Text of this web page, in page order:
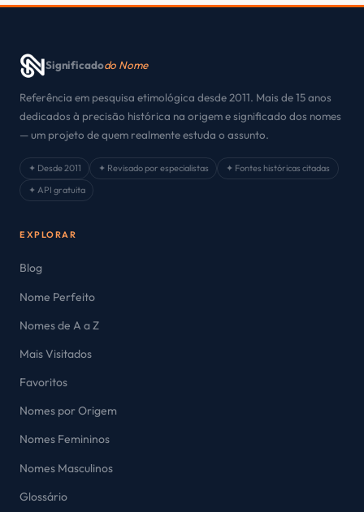
Significadodo Nome
Referência em pesquisa etimológica desde 2011. Mais de 15 anos
dedicados à precisão histórica na origem e significado dos nomes
— um projeto de quem realmente estuda o assunto.
✦ Desde 2011 ✦ Revisado por especialistas
✦ Fontes históricas citadas
✦ API gratuita
EXPLORAR
Blog
Nome Perfeito
Nomes de A a Z
Mais Visitados
Favoritos
Nomes por Origem
Nomes Femininos
Nomes Masculinos
Glossário